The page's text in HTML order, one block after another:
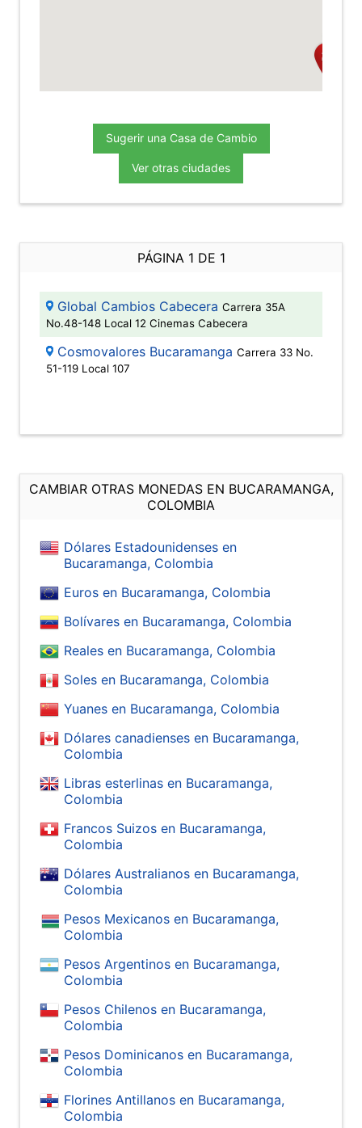
Sugerir una Casa de Cambio
Ver otras ciudades
PÁGINA 1 DE 1
Global Cambios Cabecera Carrera 35A
No.48-148 Local 12 Cinemas Cabecera
Cosmovalores Bucaramanga Carrera 33 No.
51-119 Local 107
CAMBIAR OTRAS MONEDAS EN BUCARAMANGA,
COLOMBIA
Dólares Estadounidenses en
Bucaramanga, Colombia
Euros en Bucaramanga, Colombia
Bolívares en Bucaramanga, Colombia
Reales en Bucaramanga, Colombia
Soles en Bucaramanga, Colombia
Yuanes en Bucaramanga, Colombia
Dólares canadienses en Bucaramanga,
Colombia
Libras esterlinas en Bucaramanga,
Colombia
Francos Suizos en Bucaramanga,
Colombia
Dólares Australianos en Bucaramanga,
Colombia
Pesos Mexicanos en Bucaramanga,
Colombia
Pesos Argentinos en Bucaramanga,
Colombia
Pesos Chilenos en Bucaramanga,
Colombia
Pesos Dominicanos en Bucaramanga,
Colombia
Florines Antillanos en Bucaramanga,
Colombia